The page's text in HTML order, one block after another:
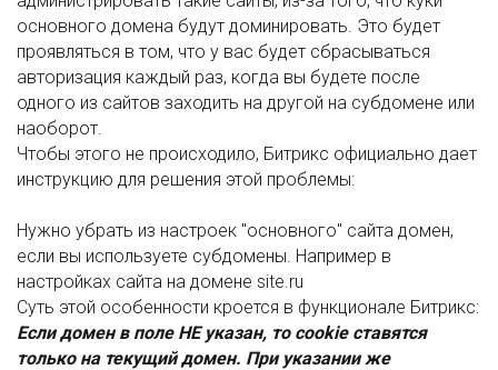
основного домена будут доминировать. Это будет
проявляться в том, что у вас будет сбрасываться
авторизация каждый раз, когда вы будете после
одного из сайтов заходить на другой на субдомене или
наоборот.
Чтобы этого не происходило, Битрикс официально дает
инструкцию для решения этой проблемы:
Нужно убрать из настроек "основного" сайта домен,
если вы используете субдомены. Например в
настройках сайта на домене site.ru
Суть этой особенности кроется в функционале Битрикс:
Если домен в поле НЕ указан, то cookie ставятся
только на текущий домен. При указании же